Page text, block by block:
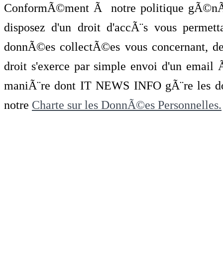
ConformÃ©ment Ã notre politique
disposez d'un droit d'accÃ¨s vous
donnÃ©es collectÃ©es vous concernant,
droit s'exerce par simple envoi d'un
maniÃ¨re dont IT NEWS INFO gÃ¨re les
notre Charte sur les DonnÃ©es Personnelles.